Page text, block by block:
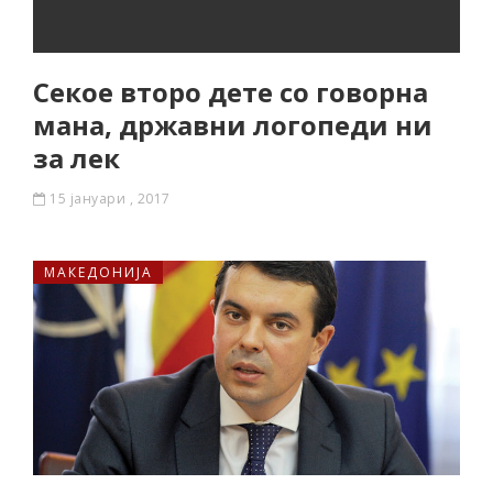
Секое второ дете со говорна
мана, државни логопеди ни
за лек
15 јануари , 2017
МАКЕДОНИЈА